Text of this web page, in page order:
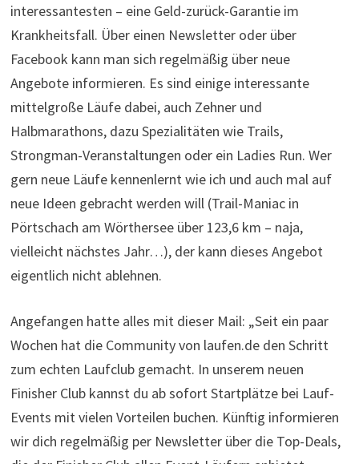
interessantesten – eine Geld-zurück-Garantie im
Krankheitsfall. Über einen Newsletter oder über
Facebook kann man sich regelmäßig über neue
Angebote informieren. Es sind einige interessante
mittelgroße Läufe dabei, auch Zehner und
Halbmarathons, dazu Spezialitäten wie Trails,
Strongman-Veranstaltungen oder ein Ladies Run. Wer
gern neue Läufe kennenlernt wie ich und auch mal auf
neue Ideen gebracht werden will (Trail-Maniac in
Pörtschach am Wörthersee über 123,6 km – naja,
vielleicht nächstes Jahr…), der kann dieses Angebot
eigentlich nicht ablehnen.
Angefangen hatte alles mit dieser Mail: „Seit ein paar
Wochen hat die Community von laufen.de den Schritt
zum echten Laufclub gemacht. In unserem neuen
Finisher Club kannst du ab sofort Startplätze bei Lauf-
Events mit vielen Vorteilen buchen. Künftig informieren
wir dich regelmäßig per Newsletter über die Top-Deals,